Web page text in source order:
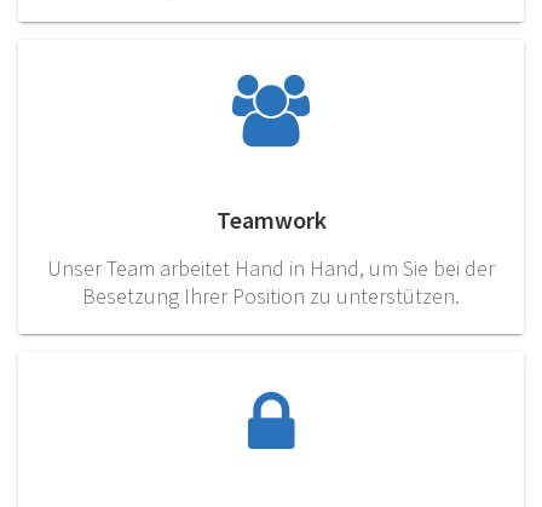
Teamwork
Unser Team arbeitet Hand in Hand, um Sie bei der
Besetzung Ihrer Position zu unterstützen.